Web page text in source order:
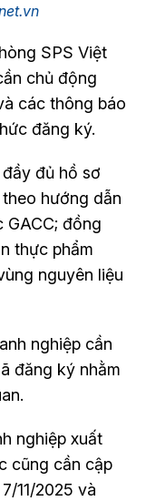
SPS Việt
chủ động
các thông báo
đăng ký.
đủ hồ sơ
hướng dẫn
GACC; đồng
thực phẩm
nguyên liệu
nghiệp cần
đăng ký nhằm
nghiệp xuất
cũng cần cập
11/2025 và